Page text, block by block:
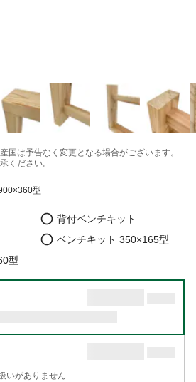
国は予告なく変更となる場合がございます。
ください。
型
背付ベンチキット
ベンチキット 350×165型
型
いがありません